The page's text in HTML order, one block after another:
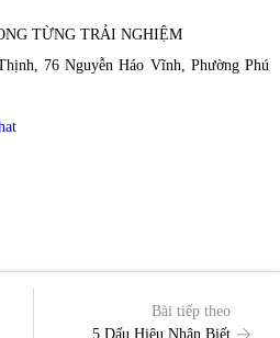
TỪNG TRẢI NGHIỆM
76 Nguyễn Háo Vĩnh, Phường Phú
Bài tiếp theo
5 Dấu Hiệu Nhận Biết